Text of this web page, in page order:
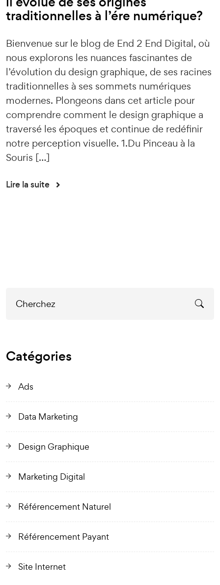
traditionnelles à l’ére numérique?
Bienvenue sur le blog de End 2 End Digital, où
nous explorons les nuances fascinantes de
l’évolution du design graphique, de ses racines
traditionnelles à ses sommets numériques
modernes. Plongeons dans cet article pour
comprendre comment le design graphique a
traversé les époques et continue de redéfinir
notre perception visuelle. 1.Du Pinceau à la
Souris […]
Lire la suite
Catégories
Ads
Data Marketing
Design Graphique
Marketing Digital
Référencement Naturel
Référencement Payant
Site Internet